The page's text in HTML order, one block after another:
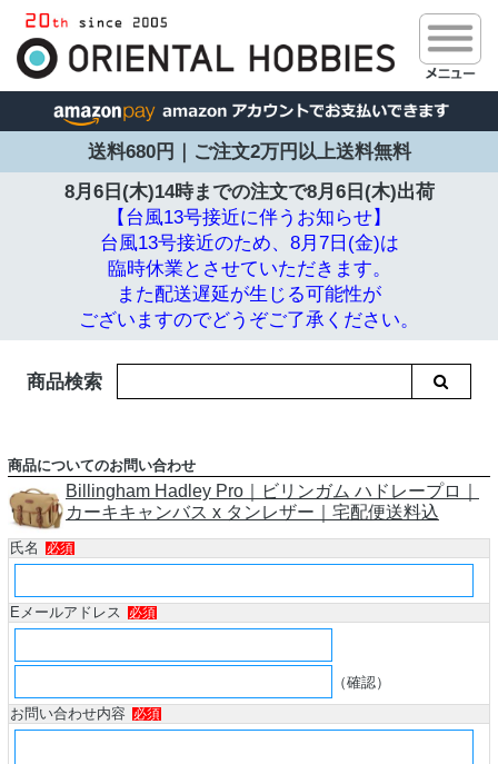
送料680円｜ご注文2万円以上送料無料
8月6日(木)14時までの注文で8月6日(木)出荷
【台風13号接近に伴うお知らせ】
台風13号接近のため、8月7日(金)は
臨時休業とさせていただきます。
また配送遅延が生じる可能性が
ございますのでどうぞご了承ください。
商品検索
商品についてのお問い合わせ
Billingham Hadley Pro｜ビリンガム ハドレープロ｜
カーキキャンバス x タンレザー｜宅配便送料込
氏名 必須
Eメールアドレス 必須
（確認）
お問い合わせ内容
必須